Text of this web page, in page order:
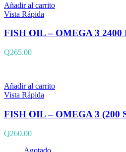
Añadir al carrito
Vista Rápida
FISH OIL – OMEGA 3 2400
Q265.00
Añadir al carrito
Vista Rápida
FISH OIL – OMEGA 3 (200
Q260.00
Agotado